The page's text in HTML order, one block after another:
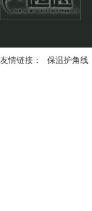
友情链接： 保温护角线